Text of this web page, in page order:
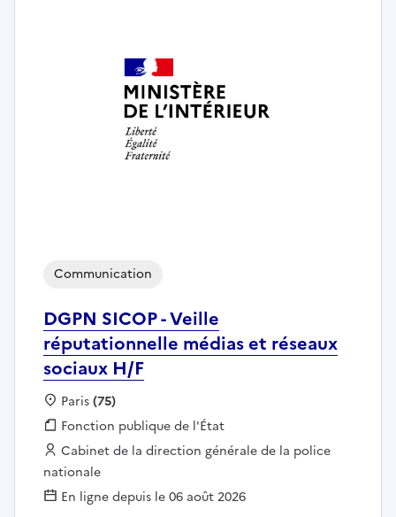
DGPN SICOP - Veille
réputationnelle médias et réseaux
sociaux H/F
Communication
Localisation :
Paris(75)
Fonction publique :
Fonction publique de l'État
Employeur :
Cabinet de la direction générale de la police
nationale
En ligne depuis le 06 août 2026